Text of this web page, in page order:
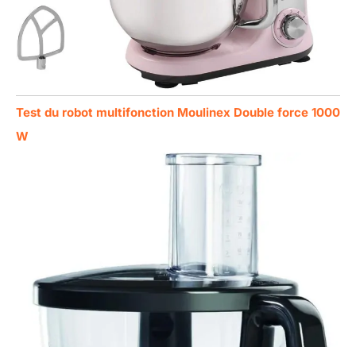
Test du robot multifonction Moulinex Double force 1000
W